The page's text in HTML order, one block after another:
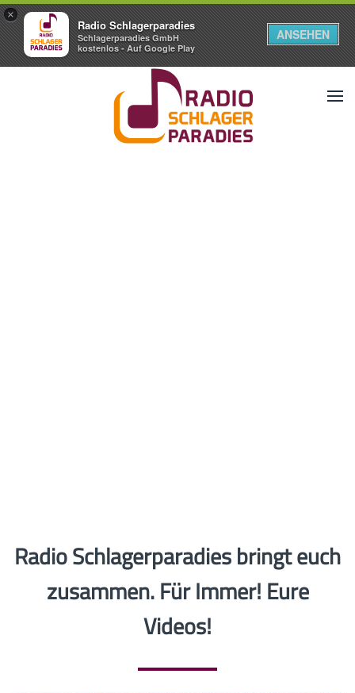
×
Radio Schlagerparadies
Schlagerparadies GmbH
kostenlos - Auf Google Play
ANSEHEN
Radio Schlagerparadies bringt euch
zusammen. Für Immer! Eure
Videos!